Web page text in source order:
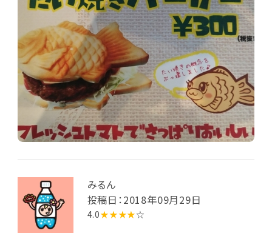
みるん
投稿日：2018年09月29日
4.0★★★★☆